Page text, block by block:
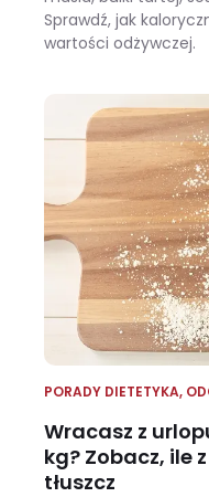
Sprawdź, jak
wartości odżywczej.
PORADY DIETETYKA,
Wracasz z
kg? Zobacz, ile
tłuszcz